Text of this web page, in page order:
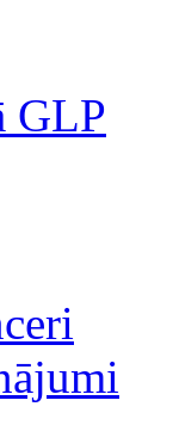
GLP